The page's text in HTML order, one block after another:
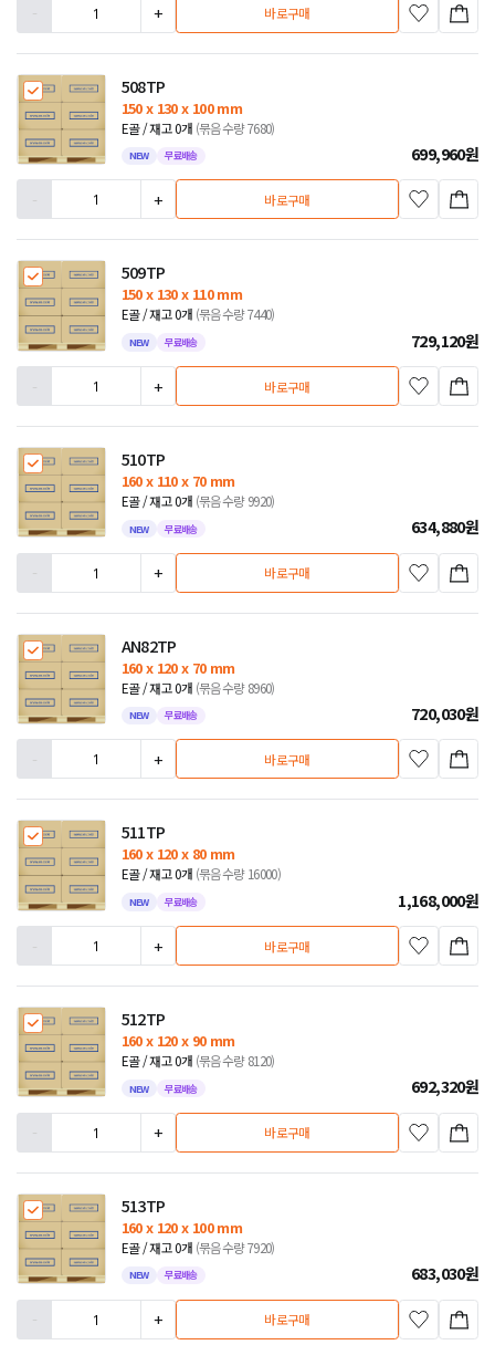
-
+ 바로구매
508TP
150 x 130 x 100 mm
E골 / 재고 0개 (묶음수량 7680)
NEW 무료배송 699,960원
-
+ 바로구매
509TP
150 x 130 x 110 mm
E골 / 재고 0개 (묶음수량 7440)
NEW 무료배송 729,120원
-
+ 바로구매
510TP
160 x 110 x 70 mm
E골 / 재고 0개 (묶음수량 9920)
NEW 무료배송 634,880원
-
+ 바로구매
AN82TP
160 x 120 x 70 mm
E골 / 재고 0개 (묶음수량 8960)
NEW 무료배송 720,030원
-
+ 바로구매
511TP
160 x 120 x 80 mm
E골 / 재고 0개 (묶음수량 16000)
NEW 무료배송 1,168,000원
-
+ 바로구매
512TP
160 x 120 x 90 mm
E골 / 재고 0개 (묶음수량 8120)
NEW 무료배송 692,320원
-
+ 바로구매
513TP
160 x 120 x 100 mm
E골 / 재고 0개 (묶음수량 7920)
NEW 무료배송 683,030원
-
+ 바로구매